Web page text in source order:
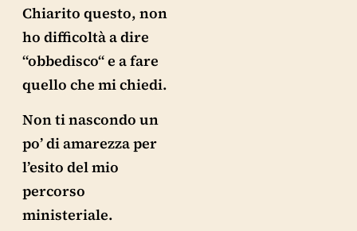
Chiarito questo, non
ho difficoltà a dire
“obbedisco“ e a fare
quello che mi chiedi.
Non ti nascondo un
po’ di amarezza per
l’esito del mio
percorso
ministeriale.